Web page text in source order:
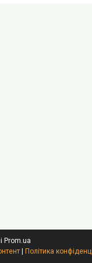
Prom.ua
| Політика